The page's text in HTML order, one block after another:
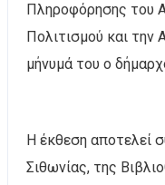
Πληροφόρησης του
Πολιτισμού και την
μήνυμά του ο
Η έκθεση αποτελεί
Σιθωνίας, της